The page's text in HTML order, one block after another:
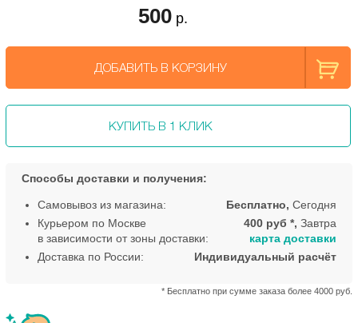
500 р.
ДОБАВИТЬ В КОРЗИНУ
КУПИТЬ В 1 КЛИК
Способы доставки и получения:
Самовывоз из магазина: Бесплатно, Сегодня
Курьером по Москве
в зависимости от зоны доставки:
400 руб *, Завтра
* Бесплатно при сумме заказа более 4000 руб.
карта доставки
Доставка по России:
Индивидуальный расчёт